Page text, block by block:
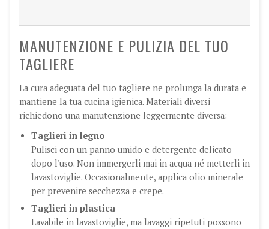
MANUTENZIONE E PULIZIA DEL TUO
TAGLIERE
La cura adeguata del tuo tagliere ne prolunga la durata e
mantiene la tua cucina igienica. Materiali diversi
richiedono una manutenzione leggermente diversa:
Taglieri in legno
Pulisci con un panno umido e detergente delicato
dopo l'uso. Non immergerli mai in acqua né metterli in
lavastoviglie. Occasionalmente, applica olio minerale
per prevenire secchezza e crepe.
Taglieri in plastica
Lavabile in lavastoviglie, ma lavaggi ripetuti possono